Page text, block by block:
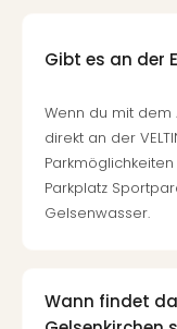
Gibt es an der
Wenn du mit
direkt an der
Parkplatz
Gelsenwasser.
Wann findet